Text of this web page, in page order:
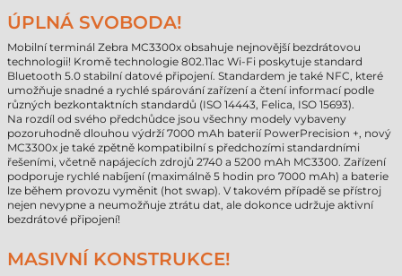
ÚPLNÁ SVOBODA!
Mobilní terminál Zebra MC3300x obsahuje nejnovější bezdrátovou
technologii! Kromě technologie 802.11ac Wi-Fi poskytuje standard
Bluetooth 5.0 stabilní datové připojení. Standardem je také NFC, které
umožňuje snadné a rychlé spárování zařízení a čtení informací podle
různých bezkontaktních standardů (ISO 14443, Felica, ISO 15693).
Na rozdíl od svého předchůdce jsou všechny modely vybaveny
pozoruhodně dlouhou výdrží 7000 mAh baterií PowerPrecision +, nový
MC3300x je také zpětně kompatibilní s předchozími standardními
řešeními, včetně napájecích zdrojů 2740 a 5200 mAh MC3300. Zařízení
podporuje rychlé nabíjení (maximálně 5 hodin pro 7000 mAh) a baterie
lze během provozu vyměnit (hot swap). V takovém případě se přístroj
nejen nevypne a neumožňuje ztrátu dat, ale dokonce udržuje aktivní
bezdrátové připojení!
MASIVNÍ KONSTRUKCE!